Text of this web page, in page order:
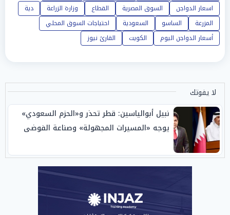
اسعار الدواجن
السوق المصرية القطاع وزارة الزراعة
دية
المزرعة
الساسو السعودية
احتياجات السوق المحلي
أسعار الدواجن اليوم
الكويت القارئ نيوز
لا يفوتك
نبيل أبوالياسين: قطر تحذر و«الحزم السعودي»
يوجه «المسيرات المجهولة» وصناعة الفوضى